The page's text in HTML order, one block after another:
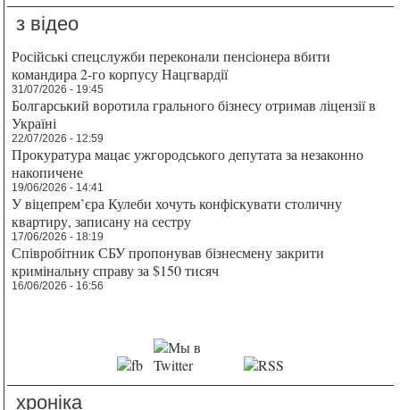
з відео
Російські спецслужби переконали пенсіонера вбити
командира 2-го корпусу Нацгвардії
31/07/2026 - 19:45
Болгарський воротила грального бізнесу отримав ліцензії в
Україні
22/07/2026 - 12:59
Прокуратура мацає ужгородського депутата за незаконно
накопичене
19/06/2026 - 14:41
У віцепрем’єра Кулеби хочуть конфіскувати столичну
квартиру, записану на сестру
17/06/2026 - 18:19
Співробітник СБУ пропонував бізнесмену закрити
кримінальну справу за $150 тисяч
16/06/2026 - 16:56
хроніка